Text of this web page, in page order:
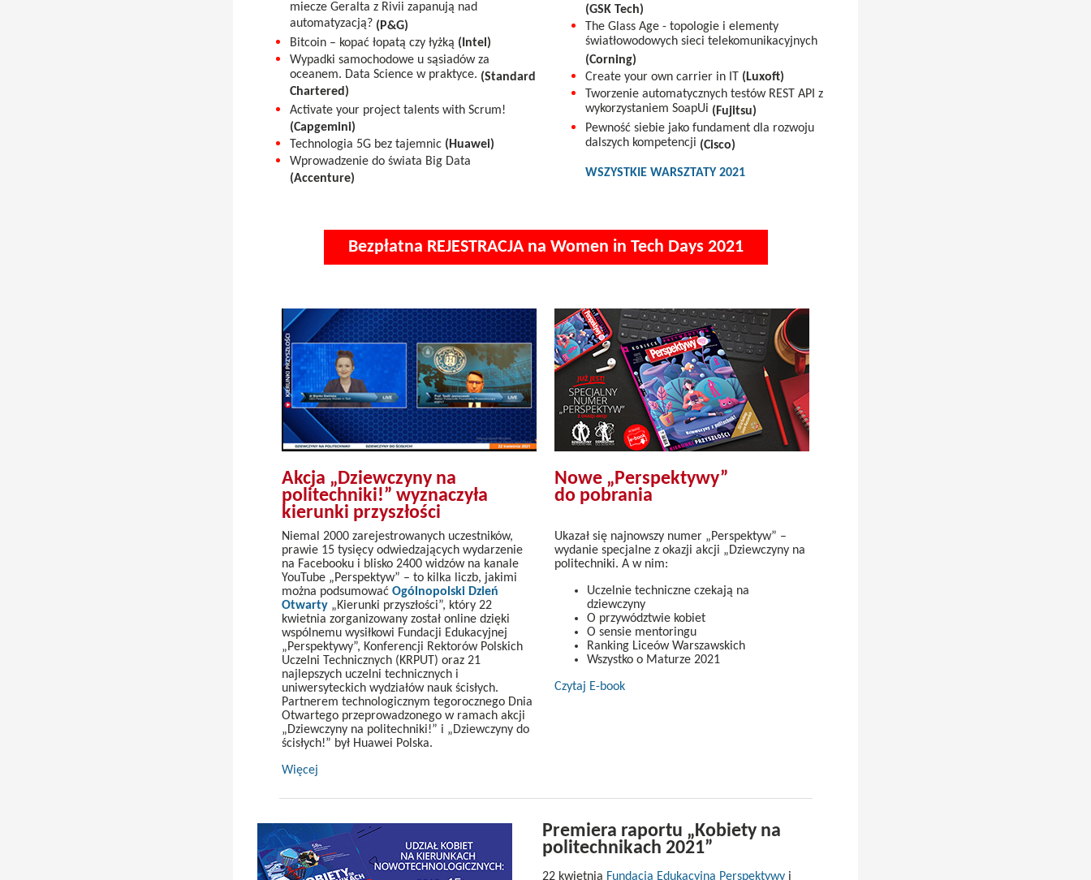
miecze Geralta z Rivii zapanują nad
automatyzacją? (P&G)
Bitcoin – kopać łopatą czy łyżką (Intel)
Wypadki samochodowe u sąsiadów za
oceanem. Data Science w praktyce. (Standard
Chartered)
Activate your project talents with Scrum!
(Capgemini)
Technologia 5G bez tajemnic (Huawei)
Wprowadzenie do świata Big Data
(Accenture)
(GSK Tech)
The Glass Age - topologie i elementy
światłowodowych sieci telekomunikacyjnych
(Corning)
Create your own carrier in IT (Luxoft)
Tworzenie automatycznych testów REST API z
wykorzystaniem SoapUi (Fujitsu)
Pewność siebie jako fundament dla rozwoju
dalszych kompetencji (Cisco)
WSZYSTKIE WARSZTATY 2021
Bezpłatna REJESTRACJA na Women in Tech Days 2021
Akcja „Dziewczyny na
politechniki!” wyznaczyła
kierunki przyszłości
Nowe „Perspektywy”
do pobrania
Niemal 2000 zarejestrowanych uczestników,
prawie 15 tysięcy odwiedzających wydarzenie
na Facebooku i blisko 2400 widzów na kanale
YouTube „Perspektyw” – to kilka liczb, jakimi
można podsumować Ogólnopolski Dzień
Otwarty „Kierunki przyszłości”, który 22
kwietnia zorganizowany został online dzięki
wspólnemu wysiłkowi Fundacji Edukacyjnej
„Perspektywy”, Konferencji Rektorów Polskich
Uczelni Technicznych (KRPUT) oraz 21
najlepszych uczelni technicznych i
uniwersyteckich wydziałów nauk ścisłych.
Partnerem technologicznym tegorocznego Dnia
Otwartego przeprowadzonego w ramach akcji
„Dziewczyny na politechniki!” i „Dziewczyny do
ścisłych!” był Huawei Polska.
Więcej
Ukazał się najnowszy numer „Perspektyw” –
wydanie specjalne z okazji akcji „Dziewczyny na
politechniki. A w nim:
Uczelnie techniczne czekają na
dziewczyny
O przywództwie kobiet
O sensie mentoringu
Ranking Liceów Warszawskich
Wszystko o Maturze 2021
Czytaj E-book
Premiera raportu „Kobiety na
politechnikach 2021”
22 kwietnia Fundacja Edukacyjna Perspektywy i